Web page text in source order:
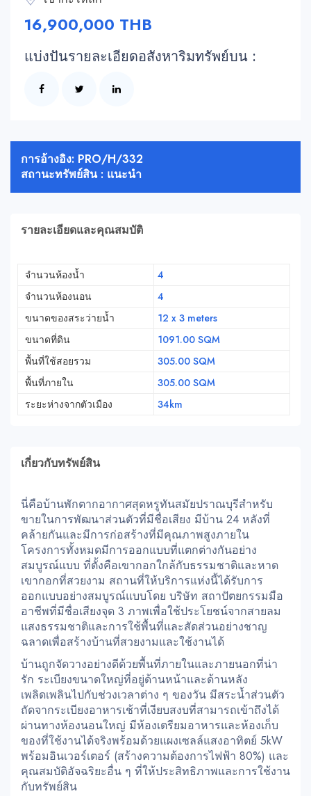
16,900,000 THB
แบ่งปันรายละเอียดอสังหาริมทรัพย์บน :
การอ้างอิง: PRO/H/332
สถานะทรัพย์สิน : แนะนำ
รายละเอียดและคุณสมบัติ
จำนวนห้องน้ำ
4
จำนวนห้องนอน
4
ขนาดของสระว่ายน้ำ
12 x 3 meters
ขนาดที่ดิน
1091.00 SQM
พื้นที่ใช้สอยรวม
305.00 SQM
พื้นที่ภายใน
305.00 SQM
ระยะห่างจากตัวเมือง
34km
เกี่ยวกับทรัพย์สิน
นี่คือบ้านพักตากอากาศสุดหรูทันสมัยปราณบุรีสำหรับ
ขายในการพัฒนาส่วนตัวที่มีชื่อเสียง มีบ้าน 24 หลังที่
คล้ายกันและมีการก่อสร้างที่มีคุณภาพสูงภายใน
โครงการทั้งหมดมีการออกแบบที่แตกต่างกันอย่าง
สมบูรณ์แบบ ที่ตั้งคือเขากอกใกล้กับธรรมชาติและหาด
เขากอกที่สวยงาม สถานที่ให้บริการแห่งนี้ได้รับการ
ออกแบบอย่างสมบูรณ์แบบโดย บริษัท สถาปัตยกรรมมือ
อาชีพที่มีชื่อเสียงจุด 3 ภาพเพื่อใช้ประโยชน์จากสายลม
แสงธรรมชาติและการใช้พื้นที่และสัดส่วนอย่างชาญ
ฉลาดเพื่อสร้างบ้านที่สวยงามและใช้งานได้
บ้านถูกจัดวางอย่างดีด้วยพื้นที่ภายในและภายนอกที่น่า
รัก ระเบียงขนาดใหญ่ที่อยู่ด้านหน้าและด้านหลัง
เพลิดเพลินไปกับช่วงเวลาต่าง ๆ ของวัน มีสระน้ำส่วนตัว
ถัดจากระเบียงอาหารเช้าที่เงียบสงบที่สามารถเข้าถึงได้
ผ่านทางห้องนอนใหญ่ มีห้องเตรียมอาหารและห้องเก็บ
ของที่ใช้งานได้จริงพร้อมด้วยแผงเซลล์แสงอาทิตย์ 5kW
พร้อมอินเวอร์เตอร์ (สร้างความต้องการไฟฟ้า 80%) และ
คุณสมบัติอัจฉริยะอื่น ๆ ที่ให้ประสิทธิภาพและการใช้งาน
กับทรัพย์สิน